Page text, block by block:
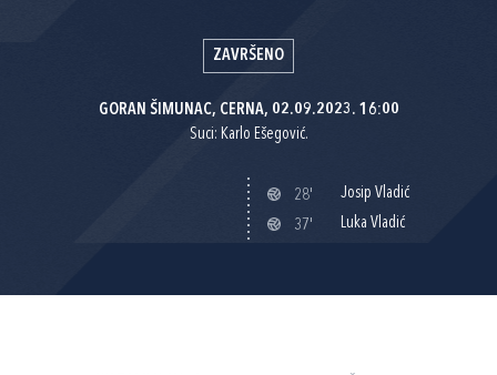
ZAVRŠENO
GORAN ŠIMUNAC, CERNA, 02.09.2023. 16:00
Suci: Karlo Ešegović.
28'
Josip Vladić
37'
Luka Vladić